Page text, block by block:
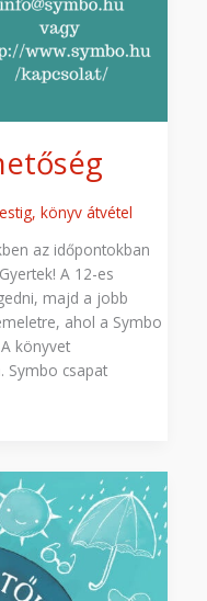
,könyv átvétel
az időpontokban
A 12-es
majd a jobb
ahol a Symbo
A könyvet
Symbo csapat